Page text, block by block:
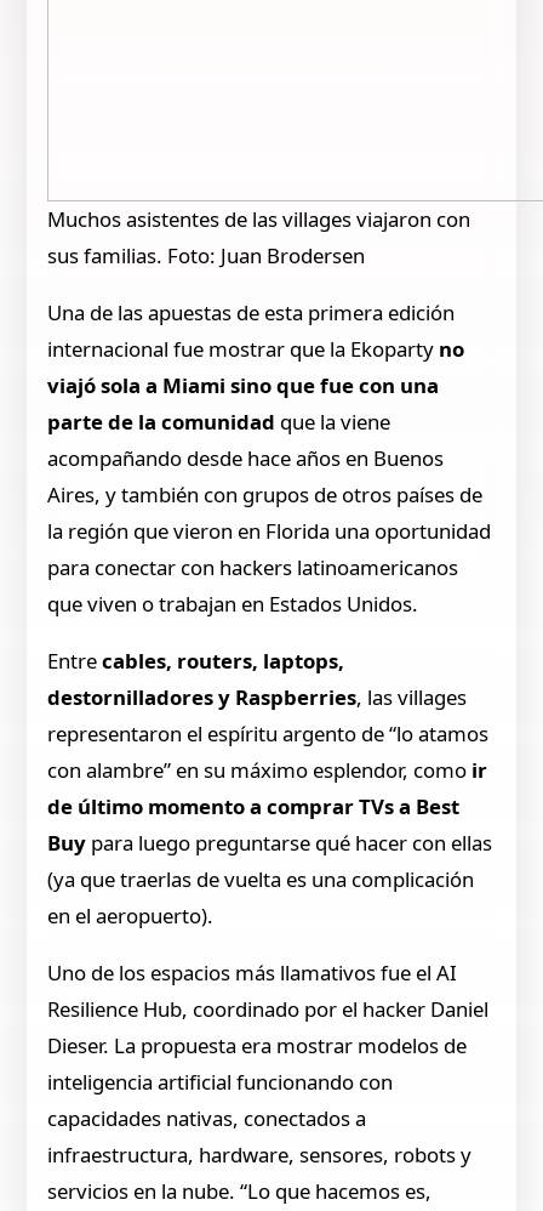
Muchos asistentes de las villages viajaron con
sus familias. Foto: Juan Brodersen
Una de las apuestas de esta primera edición
internacional fue mostrar que la Ekoparty no
viajó sola a Miami sino que fue con una
parte de la comunidad que la viene
acompañando desde hace años en Buenos
Aires, y también con grupos de otros países de
la región que vieron en Florida una oportunidad
para conectar con hackers latinoamericanos
que viven o trabajan en Estados Unidos.
Entrecables, routers, laptops,
destornilladores y Raspberries, las villages
representaron el espíritu argento de “lo atamos
con alambre” en su máximo esplendor, como ir
de último momento a comprar TVs a Best
Buy para luego preguntarse qué hacer con ellas
(ya que traerlas de vuelta es una complicación
en el aeropuerto).
Uno de los espacios más llamativos fue el AI
Resilience Hub, coordinado por el hacker Daniel
Dieser. La propuesta era mostrar modelos de
inteligencia artificial funcionando con
capacidades nativas, conectados a
infraestructura, hardware, sensores, robots y
servicios en la nube. “Lo que hacemos es,